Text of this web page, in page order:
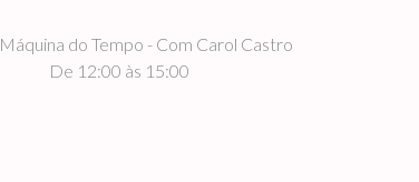
Máquina do Tempo - Com Carol Castro
De 12:00 às 15:00